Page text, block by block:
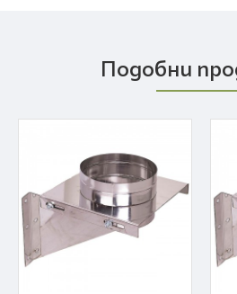
Подобни